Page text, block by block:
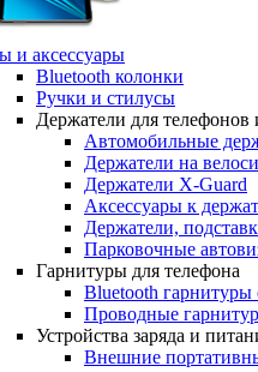
и аксессуары
Bluetooth колонки
Ручки и стилусы
Держатели для телефонов
Автомобильные
Держатели на
Держатели X-Guard
Аксессуары к
Держатели,
Парковочные
Гарнитуры для телефона
Bluetooth гарнитуры
Проводные
Устройства заряда и
Внешние